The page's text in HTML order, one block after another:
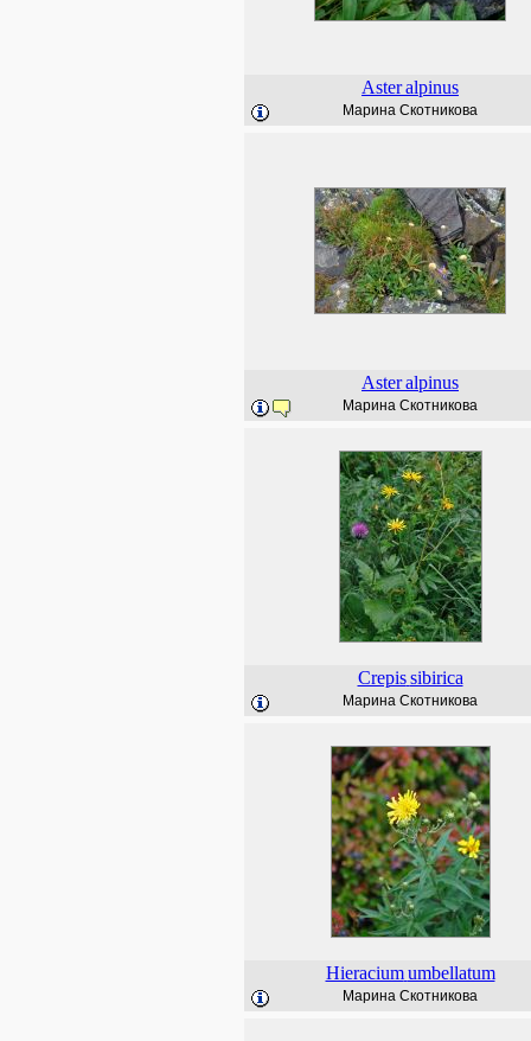
Asteralpinus
Марина Скотникова
Asteralpinus
Марина Скотникова
Crepis sibirica
Марина Скотникова
Hieracium umbellatum
Марина Скотникова